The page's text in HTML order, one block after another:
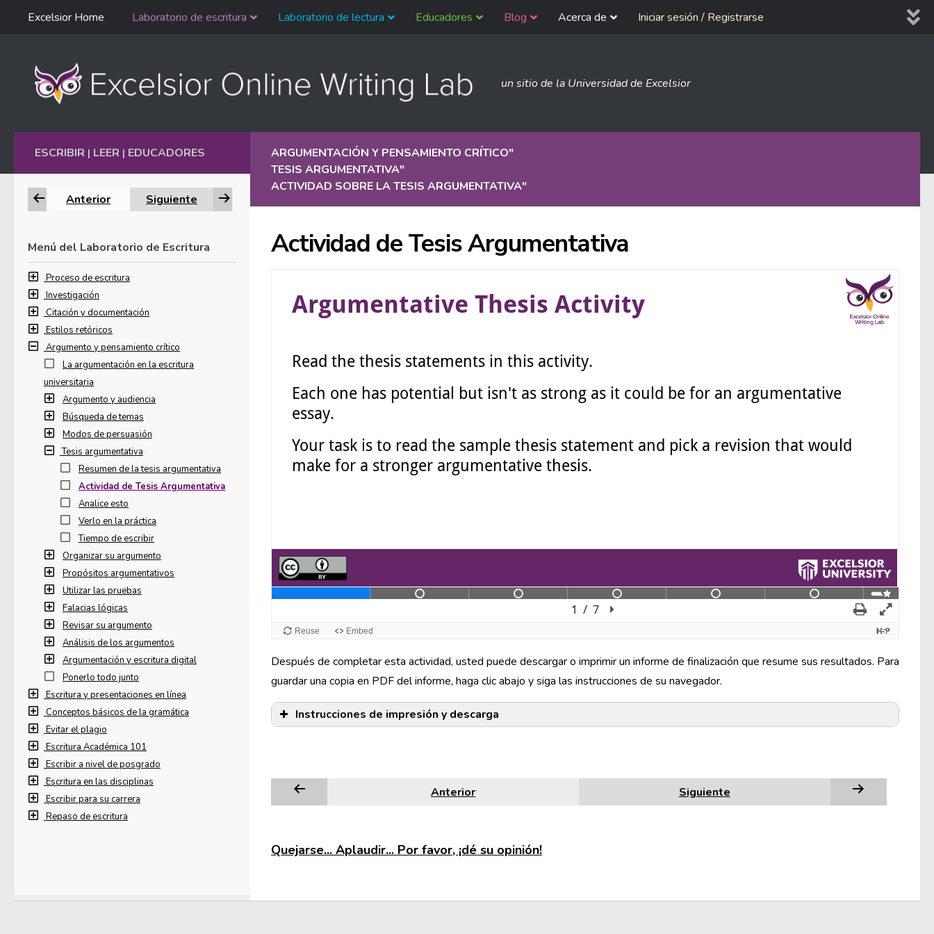
Ir al contenido
navegación
Excelsior Home Laboratorio de escritura Laboratorio de lectura Educadores Blog Acerca de Iniciar sesión / Registrarse
un sitio de la Universidad de Excelsior
ARGUMENTACIÓN Y PENSAMIENTO CRÍTICO"
TESIS ARGUMENTATIVA"
ACTIVIDAD SOBRE LA TESIS ARGUMENTATIVA"
Actividad de Tesis Argumentativa
Después de completar esta actividad, usted puede descargar o imprimir un informe de finalización que resume sus resultados. Para
guardar una copia en PDF del informe, haga clic abajo y siga las instrucciones de su navegador.
Instrucciones de impresión y descarga
Edge Safari
situado en la parte inferior de la página). SeleccioneImprimir todas las diapositivasoImprimir la diapositiva actual.
Anterior Siguiente
Quejarse... Aplaudir... Por favor, ¡dé su opinión!
ESCRIBIR | LEER | EDUCADORES
Anterior Siguiente
Menú del Laboratorio de Escritura
Proceso de escritura
Investigación
Citación y documentación
Estilos retóricos
Argumento y pensamiento crítico
La argumentación en la escritura
universitaria
Argumento y audiencia
Búsqueda de temas
Modos de persuasión
Tesis argumentativa
Resumen de la tesis argumentativa
Actividad de Tesis Argumentativa
Analice esto
Verlo en la práctica
Tiempo de escribir
Organizar su argumento
Propósitos argumentativos
Utilizar las pruebas
Falacias lógicas
Revisar su argumento
Análisis de los argumentos
Argumentación y escritura digital
Ponerlo todo junto
Escritura y presentaciones en línea
Conceptos básicos de la gramática
Evitar el plagio
Escritura Académica 101
Escribir a nivel de posgrado
Escritura en las disciplinas
Escribir para su carrera
Repaso de escritura